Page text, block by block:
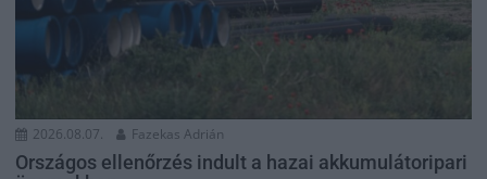
2026.08.07. Fazekas Adrián
Országos ellenőrzés indult a hazai akkumulátoripari